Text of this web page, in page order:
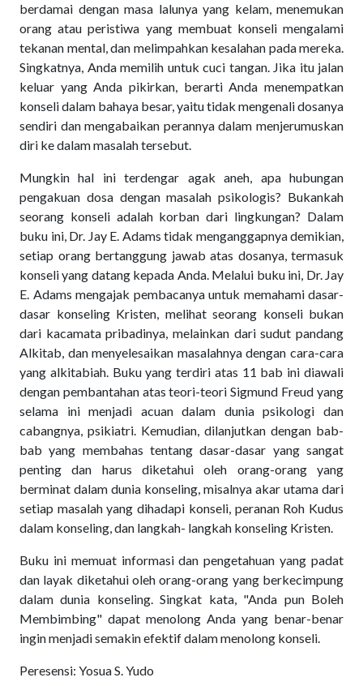
berdamai dengan masa lalunya yang kelam, menemukan
orang atau peristiwa yang membuat konseli mengalami
tekanan mental, dan melimpahkan kesalahan pada mereka.
Singkatnya, Anda memilih untuk cuci tangan. Jika itu jalan
keluar yang Anda pikirkan, berarti Anda menempatkan
konseli dalam bahaya besar, yaitu tidak mengenali dosanya
sendiri dan mengabaikan perannya dalam menjerumuskan
diri ke dalam masalah tersebut.
Mungkin hal ini terdengar agak aneh, apa hubungan
pengakuan dosa dengan masalah psikologis? Bukankah
seorang konseli adalah korban dari lingkungan? Dalam
buku ini, Dr. Jay E. Adams tidak menganggapnya demikian,
setiap orang bertanggung jawab atas dosanya, termasuk
konseli yang datang kepada Anda. Melalui buku ini, Dr. Jay
E. Adams mengajak pembacanya untuk memahami dasar-
dasar konseling Kristen, melihat seorang konseli bukan
dari kacamata pribadinya, melainkan dari sudut pandang
Alkitab, dan menyelesaikan masalahnya dengan cara-cara
yang alkitabiah. Buku yang terdiri atas 11 bab ini diawali
dengan pembantahan atas teori-teori Sigmund Freud yang
selama ini menjadi acuan dalam dunia psikologi dan
cabangnya, psikiatri. Kemudian, dilanjutkan dengan bab-
bab yang membahas tentang dasar-dasar yang sangat
penting dan harus diketahui oleh orang-orang yang
berminat dalam dunia konseling, misalnya akar utama dari
setiap masalah yang dihadapi konseli, peranan Roh Kudus
dalam konseling, dan langkah- langkah konseling Kristen.
Buku ini memuat informasi dan pengetahuan yang padat
dan layak diketahui oleh orang-orang yang berkecimpung
dalam dunia konseling. Singkat kata, "Anda pun Boleh
Membimbing" dapat menolong Anda yang benar-benar
ingin menjadi semakin efektif dalam menolong konseli.
Peresensi: Yosua S. Yudo